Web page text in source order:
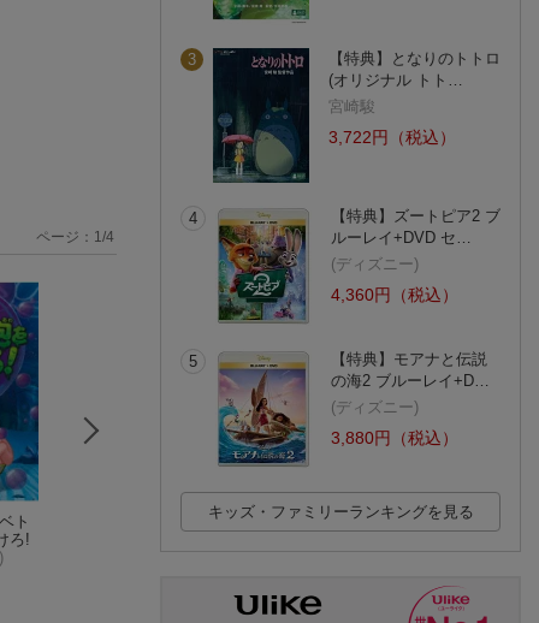
ト
ろ!
スポンジ・ボブ 探偵
スポンジ・ボブ
ページ： 1/4
3
【特典】となりのトトロ
(オリジナル トト…
宮崎駿
3,722円（税込）
4
【特典】ズートピア2 ブ
ルーレイ+DVD セ…
(ディズニー)
4,360円（税込）
5
【特典】モアナと伝説
の海2 ブルーレイ+D…
(ディズニー)
3,880円（税込）
キッズ・ファミリーランキングを見る